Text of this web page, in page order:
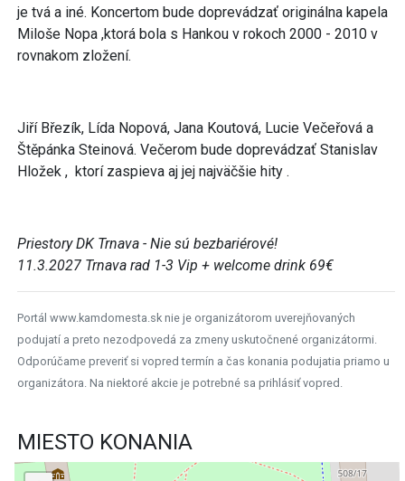
je tvá a iné. Koncertom bude doprevádzať originálna kapela
Miloše Nopa ,ktorá bola s Hankou v rokoch 2000 - 2010 v
rovnakom zložení.
Jiří Březík, Lída Nopová, Jana Koutová, Lucie Večeřová a
Štěpánka Steinová. Večerom bude doprevádzať Stanislav
Hložek , ktorí zaspieva aj jej najväčšie hity .
Priestory DK Trnava - Nie sú bezbariérové!
11.3.2027 Trnava rad 1-3 Vip + welcome drink 69€
Portál www.kamdomesta.sk nie je organizátorom uverejňovaných
podujatí a preto nezodpovedá za zmeny uskutočnené organizátormi.
Odporúčame preveriť si vopred termín a čas konania podujatia priamo u
organizátora. Na niektoré akcie je potrebné sa prihlásiť vopred.
MIESTO KONANIA